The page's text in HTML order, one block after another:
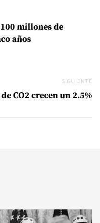
millones de
años
SIGUIENTE
CO2 crecen un 2.5%